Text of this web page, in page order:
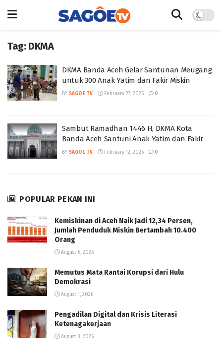
Tag: DKMA
DKMA Banda Aceh Gelar Santunan Meugang
untuk 300 Anak Yatim dan Fakir Miskin
BY SAGOE TV February 27, 2025 0
Sambut Ramadhan 1446 H, DKMA Kota
Banda Aceh Santuni Anak Yatim dan Fakir
BY SAGOE TV February 12, 2025 0
POPULAR PEKAN INI
Kemiskinan di Aceh Naik Jadi 12,34 Persen,
Jumlah Penduduk Miskin Bertambah 10.400
Orang
August 6, 2026
Memutus Mata Rantai Korupsi dari Hulu
Demokrasi
August 1, 2026
Pengadilan Digital dan Krisis Literasi
Ketenagakerjaan
August 3, 2026